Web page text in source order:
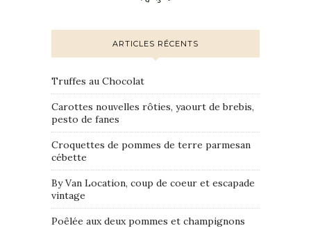
ARTICLES RÉCENTS
Truffes au Chocolat
Carottes nouvelles rôties, yaourt de brebis,
pesto de fanes
Croquettes de pommes de terre parmesan
cébette
By Van Location, coup de coeur et escapade
vintage
Poêlée aux deux pommes et champignons